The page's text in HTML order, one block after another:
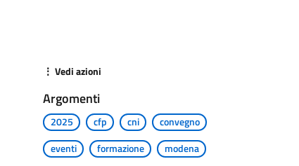
⋮ Vedi azioni
Argomenti
2025 cfp cni
convegno
eventi
formazione
modena